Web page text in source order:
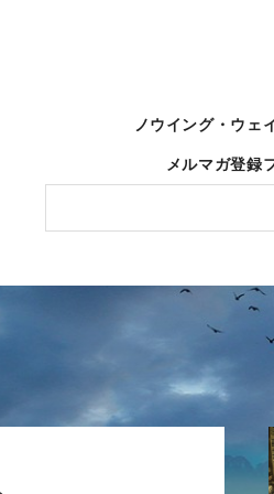
ノウイング・ウェ
メルマガ登録